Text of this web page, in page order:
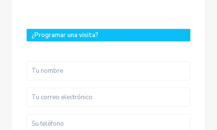
¿Programar una visita?